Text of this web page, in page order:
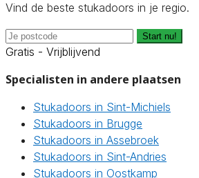
Vind de beste stukadoors in je regio.
Start nu!
Gratis - Vrijblijvend
Specialisten in andere plaatsen
Stukadoors in Sint-Michiels
Stukadoors in Brugge
Stukadoors in Assebroek
Stukadoors in Sint-Andries
Stukadoors in Oostkamp